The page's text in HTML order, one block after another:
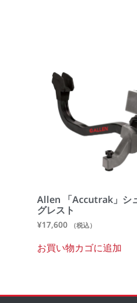
Allen 「Accutrak」シ
グレスト
¥17,600 （税込）
お買い物カゴに追加